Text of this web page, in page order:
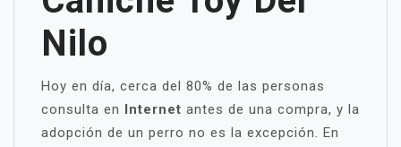
Nilo
Hoy en día, cerca del 80% de las personas
consulta en Internet antes de una compra, y la
adopción de un perro no es la excepción. En